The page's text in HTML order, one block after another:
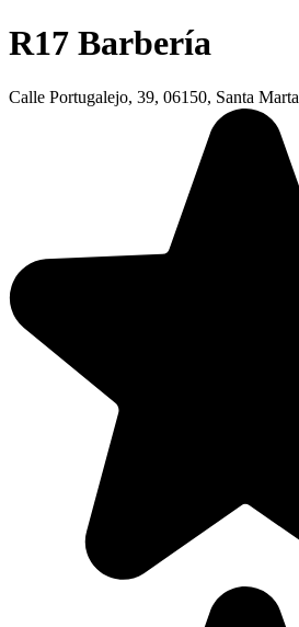
R17 Barbería
Calle Portugalejo, 39, 06150, Santa Marta